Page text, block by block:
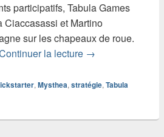
participatifs, Tabula Games
Ciaccasassi et Martino
sur les chapeaux de roue.
la lecture Test du jeu de
→
, Mysthea, stratégie, Tabula